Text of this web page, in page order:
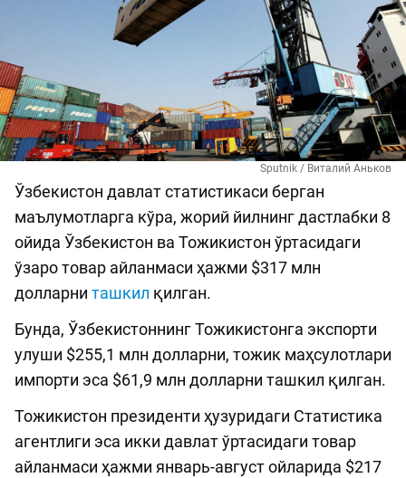
Sputnik / Виталий Аньков
Ўзбекистон давлат статистикаси берган
маълумотларга кўра, жорий йилнинг дастлабки 8
ойида Ўзбекистон ва Тожикистон ўртасидаги
ўзаро товар айланмаси ҳажми $317 млн
долларни ташкил қилган.
Бунда, Ўзбекистоннинг Тожикистонга экспорти
улуши $255,1 млн долларни, тожик маҳсулотлари
импорти эса $61,9 млн долларни ташкил қилган.
Тожикистон президенти ҳузуридаги Статистика
агентлиги эса икки давлат ўртасидаги товар
айланмаси ҳажми январь-август ойларида $217